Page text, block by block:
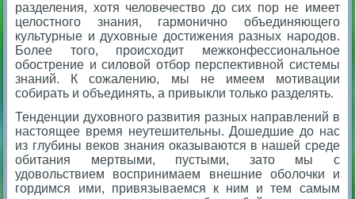
разделения, хотя человечество до сих пор не имеет
целостного знания, гармонично объединяющего
культурные и духовные достижения разных народов.
Более того, происходит межконфессиональное
обострение и силовой отбор перспективной системы
знаний. К сожалению, мы не имеем мотивации
собирать и объединять, а привыкли только разделять.
Тенденции духовного развития разных направлений в
настоящее время неутешительны. Дошедшие до нас
из глубины веков знания оказываются в нашей среде
обитания мертвыми, пустыми, зато мы с
удовольствием воспринимаем внешние оболочки и
гордимся ими, привязываемся к ним и тем самым